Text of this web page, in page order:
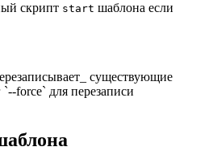
скрипт start шаблона если
существующие
force` для перезаписи